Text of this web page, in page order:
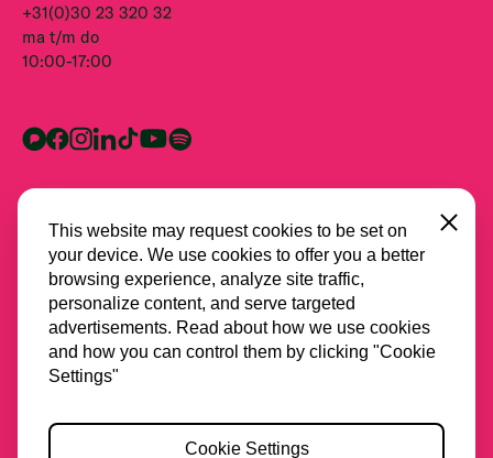
+31(0)30 23 320 32
ma t/m do
10:00-17:00
Alle partners
This website may request cookies to be set on
your device. We use cookies to offer you a better
browsing experience, analyze site traffic,
personalize content, and serve targeted
advertisements. Read about how we use cookies
and how you can control them by clicking "Cookie
Settings"
Close
Cookie Settings